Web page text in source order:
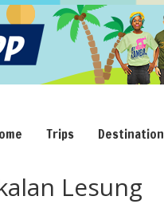
Trips Destination
Lesung